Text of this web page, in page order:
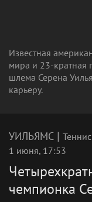
Известная
мира и 23-кратная
шлема Серена
карьеру.
УИЛЬЯМС |
1 июня, 17:53
чемпионка